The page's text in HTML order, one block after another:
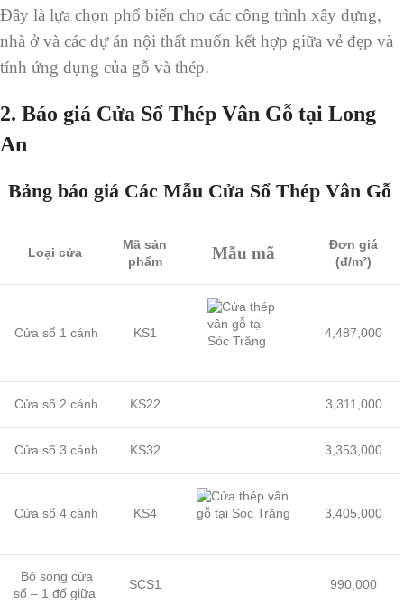
Đây là lựa chọn phổ biến cho các công trình xây dựng,
nhà ở và các dự án nội thất muốn kết hợp giữa vẻ đẹp và
tính ứng dụng của gỗ và thép.
2. Báo giá Cửa Sổ Thép Vân Gỗ tại Long
An
Bảng báo giá Các Mẫu Cửa Sổ Thép Vân Gỗ
Loại cửa
Mã sản
phẩm
Mẫu mã
Đơn giá
(đ/m²)
Cửa sổ 1 cánh KS1 4,487,000
Cửa sổ 2 cánh KS22 3,311,000
Cửa sổ 3 cánh KS32 3,353,000
Cửa sổ 4 cánh KS4 3,405,000
Bộ song cửa
sổ – 1 đố giữa
SCS1 990,000